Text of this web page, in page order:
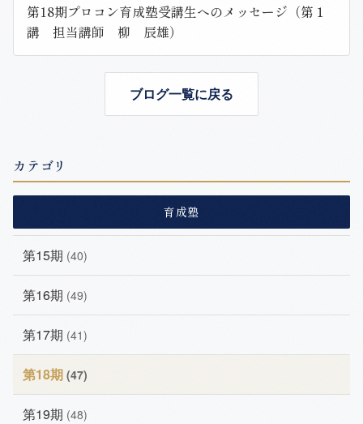
第18期プロコン育成塾受講生へのメッセージ（第１
講 担当講師 柳 辰雄）
ブログ一覧に戻る
カテゴリ
育成塾
第15期 (40)
第16期 (49)
第17期 (41)
第18期 (47)
第19期 (48)